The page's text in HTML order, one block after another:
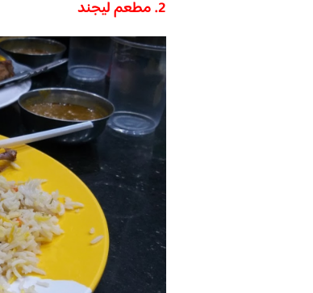
2. مطعم ليجند